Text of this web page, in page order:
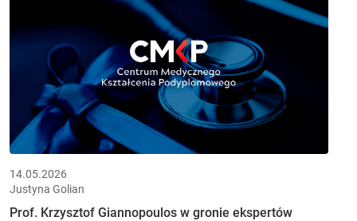
14.05.2026
Justyna Golian
Prof. Krzysztof Giannopoulos w gronie ekspertów